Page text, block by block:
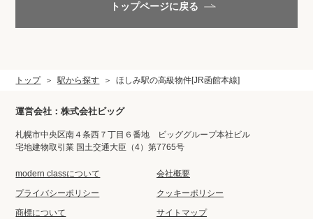
来店予約
高級賃貸物件コラム modern classについて
トップページに戻る
トップ 駅から探す ほしみ駅の高級物件[JR函館本線]
運営会社：株式会社ビッグ
札幌市中央区南４条西７丁目６番地 ビッググループ本社ビル
宅地建物取引業 国土交通大臣（4）第7765号
modern classについて
会社概要
プライバシーポリシー
クッキーポリシー
商標について
サイトマップ